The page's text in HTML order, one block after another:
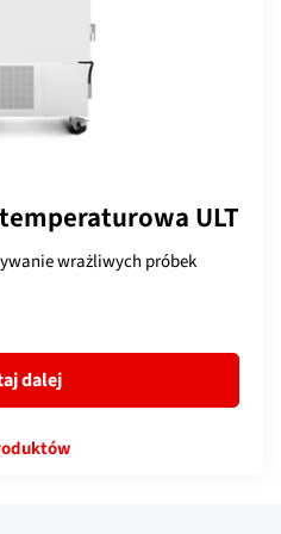
ULT
wrażliwych próbek
dalej